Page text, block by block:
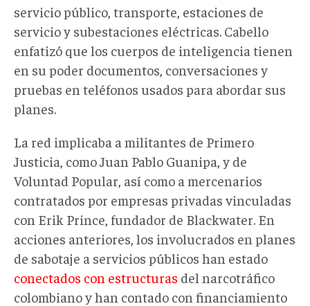
servicio público, transporte, estaciones de
servicio y subestaciones eléctricas. Cabello
enfatizó que los cuerpos de inteligencia tienen
en su poder documentos, conversaciones y
pruebas en teléfonos usados para abordar sus
planes.
La red implicaba a militantes de Primero
Justicia, como Juan Pablo Guanipa, y de
Voluntad Popular, así como a mercenarios
contratados por empresas privadas vinculadas
con Erik Prince, fundador de Blackwater. En
acciones anteriores, los involucrados en planes
de sabotaje a servicios públicos han estado
conectados con estructuras del narcotráfico
colombiano y han contado con financiamiento